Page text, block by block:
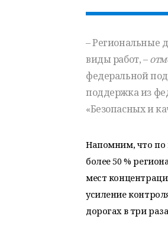
– Региональные
виды работ, –
федеральной
поддержка из
«Безопасных и
Напомним, что по
более 50 %
мест
усиление
дорогах в три